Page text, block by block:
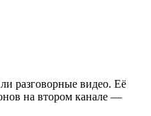
разговорные видео. Её
на втором канале —